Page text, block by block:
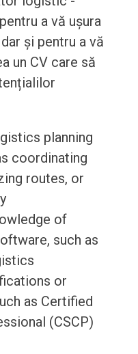
a vă ușura
și pentru a vă
un CV care să
planning
coordinating
routes, or
of
such as
or
as Certified
(CSCP)